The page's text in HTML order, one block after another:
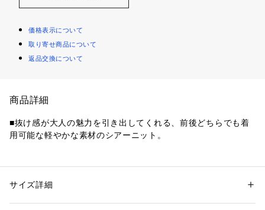
価格表示について
取り寄せ商品について
返品交換について
商品詳細
■抜け感が大人の魅力を引き出してくれる、前後どちらでも着
用可能な軽やかな素材のシアーニット。
・UVカット、接触冷感とこれからの季節にもぴったりな機能
性別：レディース
素材：素材 | レーヨン：62％、ポリエステル：22％、麻：8％、再生繊維
サイズ詳細